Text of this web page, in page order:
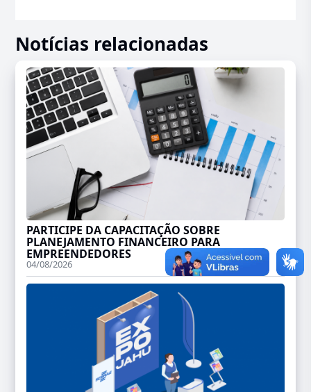
Notícias relacionadas
PARTICIPE DA CAPACITAÇÃO SOBRE
PLANEJAMENTO FINANCEIRO PARA
EMPREENDEDORES
04/08/2026